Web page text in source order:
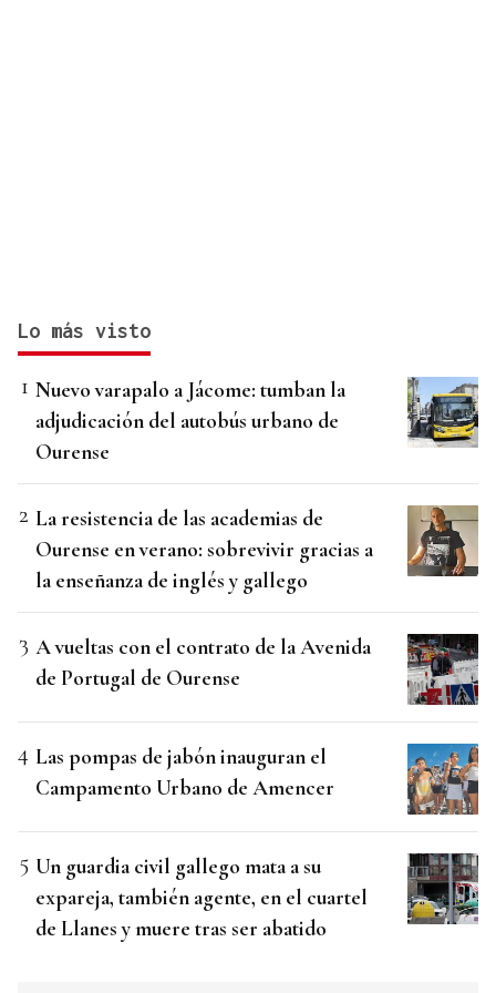
Lo más visto
Nuevo varapalo a Jácome: tumban la
adjudicación del autobús urbano de
Ourense
La resistencia de las academias de
Ourense en verano: sobrevivir gracias a
la enseñanza de inglés y gallego
A vueltas con el contrato de la Avenida
de Portugal de Ourense
Las pompas de jabón inauguran el
Campamento Urbano de Amencer
Un guardia civil gallego mata a su
expareja, también agente, en el cuartel
de Llanes y muere tras ser abatido